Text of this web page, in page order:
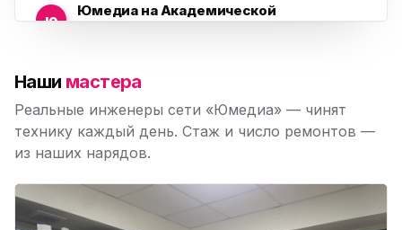
ю
Юмедиа на Академической
ю Морская набережная, 35
ю
Юмедиа на Наставников
пр. Наставников 35
Юмедиа на Дыбенко
ул. Антонова-Овсеенко, 25к1
Наши мастера
Реальные инженеры сети «Юмедиа» — чинят
технику каждый день. Стаж и число ремонтов —
из наших нарядов.